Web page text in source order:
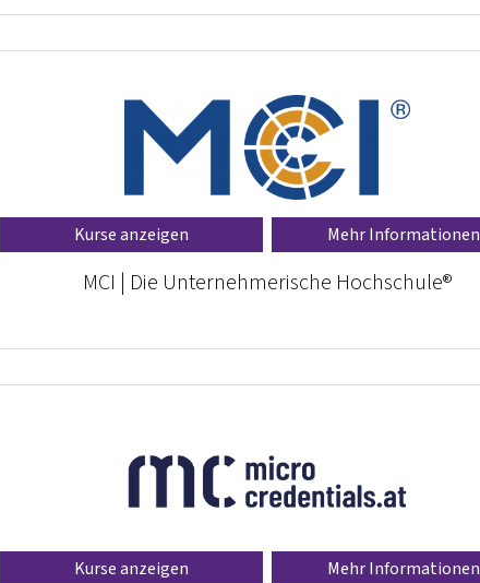
Kurse anzeigen Mehr Informationen
MCI | Die Unternehmerische Hochschule®
Kurse anzeigen Mehr Informationen